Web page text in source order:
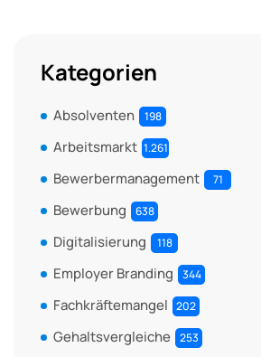
Kategorien
Absolventen 198
Arbeitsmarkt 1.261
Bewerbermanagement 71
Bewerbung 638
Digitalisierung 118
Employer Branding 344
Fachkräftemangel 202
Gehaltsvergleiche 253